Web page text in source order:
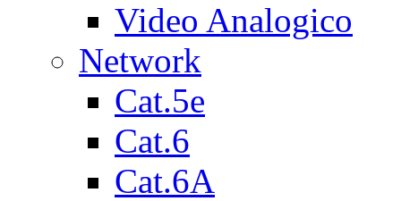
Video Analogico
Network
Cat.5e
Cat.6
Cat.6A